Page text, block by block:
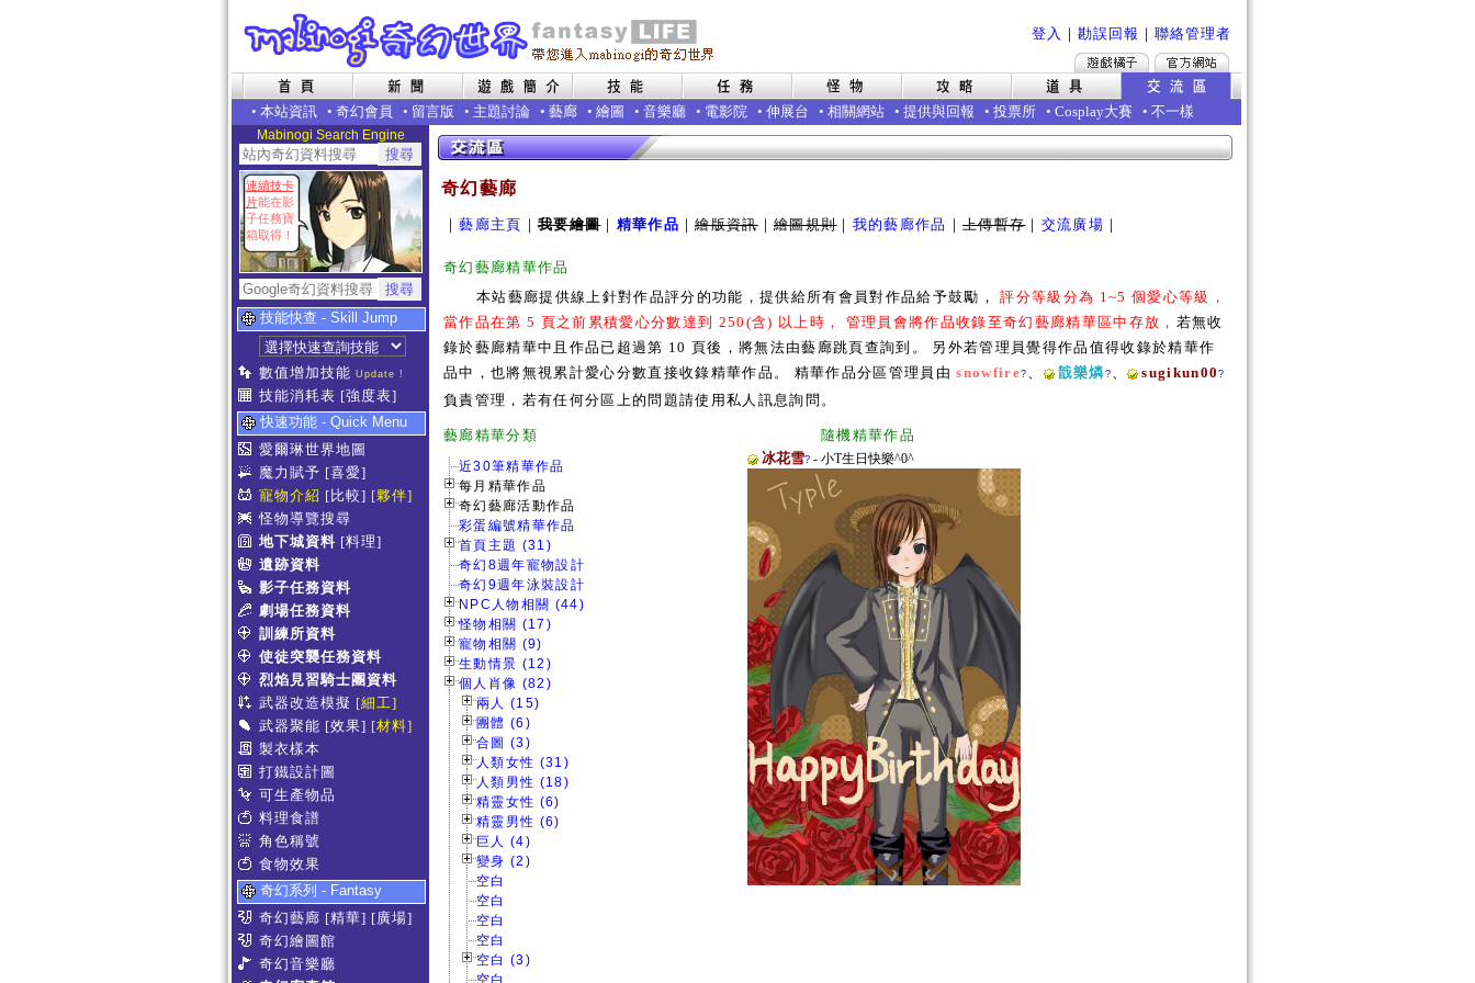
登入 ｜ 勘誤回報 ｜ 聯絡管理者
• 本站資訊 • 奇幻會員 • 留言版 • 主題討論 • 藝廊 • 繪圖 • 音樂廳 • 電影院 • 伸展台 • 相關網站 • 提供與回報 • 投票所 • Cosplay大賽 • 不一樣
Mabinogi Search Engine
連續技卡
片能在影
子任務寶
箱取得！
技能快查 - Skill Jump
數值增加技能 Update !
技能消耗表 [強度表]
快速功能 - Quick Menu
愛爾琳世界地圖
魔力賦予 [喜愛]
寵物介紹 [比較] [夥伴]
怪物導覽搜尋
地下城資料 [料理]
遺跡資料
影子任務資料
劇場任務資料
訓練所資料
使徒突襲任務資料
烈焰見習騎士團資料
武器改造模擬 [細工]
武器聚能 [效果] [材料]
製衣樣本
打鐵設計圖
可生產物品
料理食譜
角色稱號
食物效果
奇幻系列 - Fantasy
奇幻藝廊 [精華] [廣場]
奇幻繪圖館
奇幻音樂廳
奇幻藝廊
｜藝廊主頁 ｜我要繪圖｜ 精華作品 ｜繪版資訊｜繪圖規則｜ 我的藝廊作品 ｜上傳暫存｜ 交流廣場 ｜
奇幻藝廊精華作品
本站藝廊提供線上針對作品評分的功能，提供給所有會員對作品給予鼓勵，評分等級分為 1~5 個愛心等級，
當作品在第 5 頁之前累積愛心分數達到 250(含) 以上時， 管理員會將作品收錄至奇幻藝廊精華區中存放， 若無收
錄於藝廊精華中且作品已超過第 10 頁後，將無法由藝廊跳頁查詢到。 另外若管理員覺得作品值得收錄於精華作
品中，也將無視累計愛心分數直接收錄精華作品。 精華作品分區管理員由snowfire? 、 戠樂燐 ? 、 sugikun00?
負責管理，若有任何分區上的問題請使用私人訊息詢問。
藝廊精華分類 隨機精華作品
近30筆精華作品
每月精華作品
奇幻藝廊活動作品
彩蛋編號精華作品
首頁主題 (31)
奇幻8週年寵物設計
奇幻9週年泳裝設計
NPC人物相關 (44)
怪物相關 (17)
寵物相關 (9)
生動情景 (12)
個人肖像 (82)
兩人 (15)
團體 (6)
合圖 (3)
人類女性 (31)
人類男性 (18)
精靈女性 (6)
精靈男性 (6)
巨人 (4)
變身 (2)
空白
空白
空白
空白
空白 (3)
空白
冰花雪? - 小T生日快樂^0^